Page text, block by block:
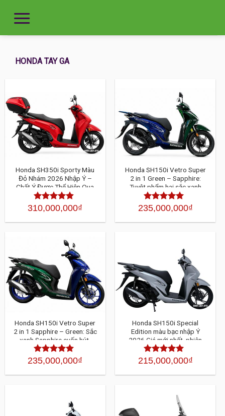
HONDA TAY GA
Honda SH350i Sporty Màu
Đỏ Nhám 2026 Nhập Ý –
Chất Ý Được Thể Hiện Qua
Từng Chi Tiết
Được xếp
5 sao
310,000,000₫
Honda SH150i Vetro Super
2 in 1 Green – Sapphire:
Tuyệt phẩm hai sắc xanh
độc đáo giới hạn 200 xe
Được xếp
sao
235,000,000₫
Honda SH150i Vetro Super
2 in 1 Sapphire – Green: Sắc
xanh Sapphire cuốn hút,
phiên bản giới hạn đáng sở
hữu
Được xếp
sao
235,000,000₫
Honda SH150i Special
Edition màu bạc nhập Ý
2026 Giá mới nhất, phiên
bản Honda Moto Roma HMR
cao cấp
Được xếp
sao
215,000,000₫